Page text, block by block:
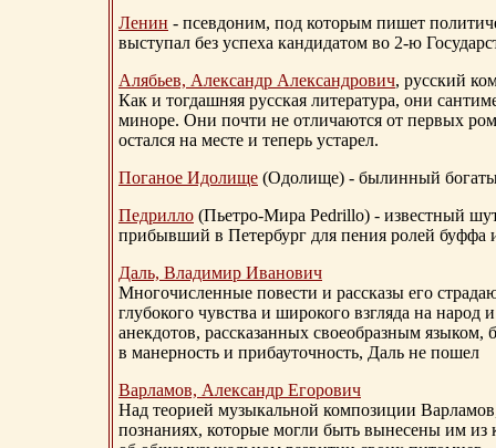
Ленин - псевдоним, под которым пишет
выступал без успеха кандидатом во 2-ю
Алябьев, Александр Александрович, русский
Как и тогдашняя русская литература, они
миноре. Они почти не отличаются от первых
остался на месте и теперь устарел.
Поганое Идолище (Одолище) - былинный
Педрилло (Пьетро-Мира Pedrillo) - известный
прибывший в Петербург для пения ролей буффа
Даль, Владимир Иванович
Многочисленные повести и рассказы его
глубокого чувства и широкого взгляда на
анекдотов, рассказанных своеобразным
в манерность и прибауточность, Даль не пошел
Варламов, Александр Егорович
Над теорией музыкальной композиции
познаниях, которые могли быть вынесены им из